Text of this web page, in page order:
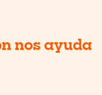
nos ayuda